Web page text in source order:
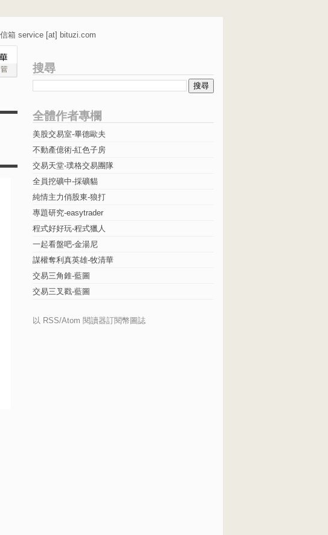
箱 service [at] bituzi.com
搜尋
全體作者專欄
美股交易室-畢德歐夫
不動產億術-紅色子房
交易天堂-璞格交易團隊
全員挖礦中-採礦貓
純情主力俏股東-狼打
專題研究-easytrader
程式好好玩-程式獵人
一起看盤吧-金湯尼
謀權奪利真英雄-牧清華
交易三角錐-藍圖
交易三叉戳-藍圖
以 RSS/Atom 閱讀器訂閱幣圖誌